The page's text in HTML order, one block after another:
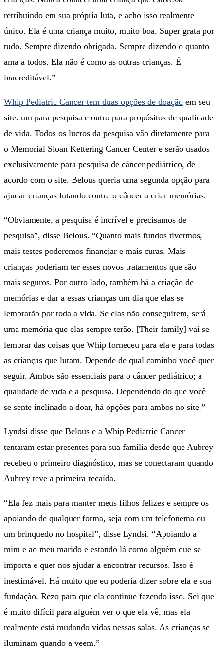
retribuindo em sua própria luta, e acho isso realmente
único. Ela é uma criança muito, muito boa. Super grata por
tudo. Sempre dizendo obrigada. Sempre dizendo o quanto
ama a todos. Ela não é como as outras crianças. É
inacreditável.”
Whip Pediatric Cancer tem duas opções de doação em seu
site: um para pesquisa e outro para propósitos de qualidade
de vida. Todos os lucros da pesquisa vão diretamente para
o Memorial Sloan Kettering Cancer Center e serão usados ​​
exclusivamente para pesquisa de câncer pediátrico, de
acordo com o site. Belous queria uma segunda opção para
ajudar crianças lutando contra o câncer a criar memórias.
“Obviamente, a pesquisa é incrível e precisamos de
pesquisa”, disse Belous. “Quanto mais fundos tivermos,
mais testes poderemos financiar e mais curas. Mais
crianças poderiam ter esses novos tratamentos que são
mais seguros. Por outro lado, também há a criação de
memórias e dar a essas crianças um dia que elas se
lembrarão por toda a vida. Se elas não conseguirem, será
uma memória que elas sempre terão. [Their family] vai se
lembrar das coisas que Whip forneceu para ela e para todas
as crianças que lutam. Depende de qual caminho você quer
seguir. Ambos são essenciais para o câncer pediátrico; a
qualidade de vida e a pesquisa. Dependendo do que você
se sente inclinado a doar, há opções para ambos no site.”
Lyndsi disse que Belous e a Whip Pediatric Cancer
tentaram estar presentes para sua família desde que Aubrey
recebeu o primeiro diagnóstico, mas se conectaram quando
Aubrey teve a primeira recaída.
“Ela fez mais para manter meus filhos felizes e sempre os
apoiando de qualquer forma, seja com um telefonema ou
um brinquedo no hospital”, disse Lyndsi. “Apoiando a
mim e ao meu marido e estando lá como alguém que se
importa e quer nos ajudar a encontrar recursos. Isso é
inestimável. Há muito que eu poderia dizer sobre ela e sua
fundação. Rezo para que ela continue fazendo isso. Sei que
é muito difícil para alguém ver o que ela vê, mas ela
realmente está mudando vidas nessas salas. As crianças se
iluminam quando a veem.”